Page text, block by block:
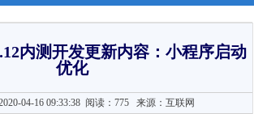
内测开发更新内容：小程序启动
优化
04-16 09:33:38 阅读：775来源：互联网